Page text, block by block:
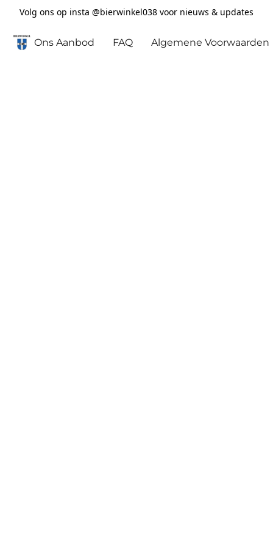
Volg ons op insta @bierwinkel038 voor nieuws & updates
Ons Aanbod FAQ Algemene Voorwaarden